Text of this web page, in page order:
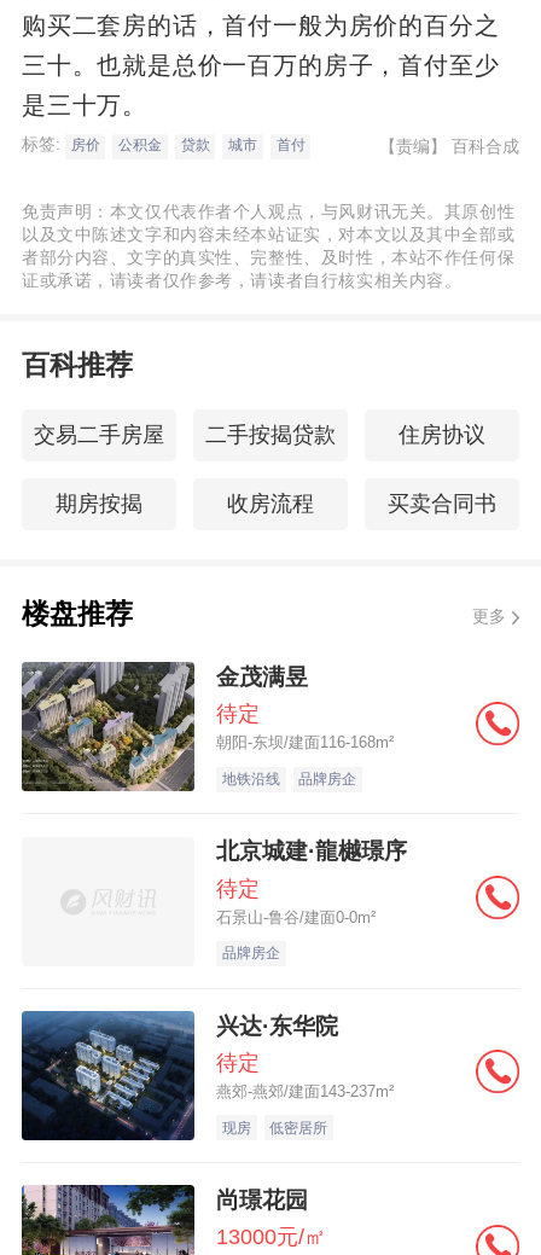
购买二套房的话，首付一般为房价的百分之
三十。也就是总价一百万的房子，首付至少
是三十万。
标签: 房价 公积金 贷款 城市 首付 【责编】 百科合成
免责声明：本文仅代表作者个人观点，与风财讯无关。其原创性
以及文中陈述文字和内容未经本站证实，对本文以及其中全部或
者部分内容、文字的真实性、完整性、及时性，本站不作任何保
证或承诺，请读者仅作参考，请读者自行核实相关内容。
百科推荐
交易二手房屋 二手按揭贷款 住房协议
期房按揭 收房流程 买卖合同书
楼盘推荐 更多
金茂满昱
待定
朝阳-东坝/建面116-168m²
地铁沿线 品牌房企
北京城建·龍樾璟序
待定
石景山-鲁谷/建面0-0m²
品牌房企
兴达·东华院
待定
燕郊-燕郊/建面143-237m²
现房 低密居所
尚璟花园
13000元/㎡